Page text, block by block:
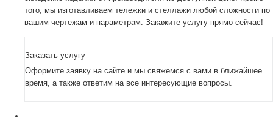
того, мы изготавливаем тележки и стеллажи любой сложности по
вашим чертежам и параметрам. Закажите услугу прямо сейчас!
Заказать услугу
Оформите заявку на сайте и мы свяжемся с вами в ближайшее
время, а также ответим на все интересующие вопросы.